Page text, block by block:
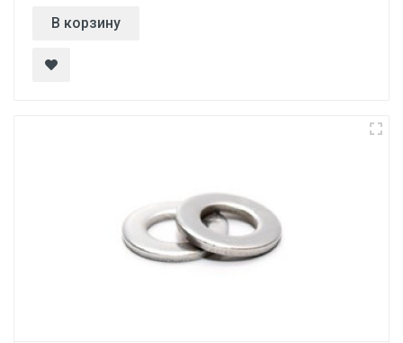
В корзину